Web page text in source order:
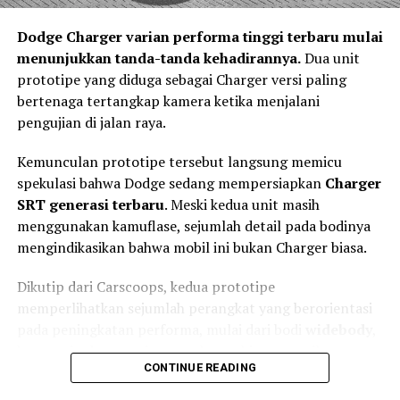
tersebut tidak mengambil alih kendali kendaraan,
melainkan membantu mengurangi kecepatan sehingga
dampak kecelakaan dapat diminimalkan.
Keselamatan Aktif Menjadi Standar
Kendaraan Masa Depan
Dodge Charger varian performa tinggi terbaru mulai
menunjukkan tanda-tanda kehadirannya.Dua unit
prototipe yang diduga sebagai Charger versi paling
bertenaga tertangkap kamera ketika menjalani
pengujian di jalan raya.
Kemunculan prototipe tersebut langsung memicu
spekulasi bahwa Dodge sedang mempersiapkan Charger
SRT generasi terbaru. Meski kedua unit masih
menggunakan kamuflase, sejumlah detail pada bodinya
mengindikasikan bahwa mobil ini bukan Charger biasa.
Dikutip dari Carscoops, kedua prototipe
memperlihatkan sejumlah perangkat yang berorientasi
kap mesin dengan air scoop besar, hingga spoiler
belakang berukuran agresif.CONTINUE READING